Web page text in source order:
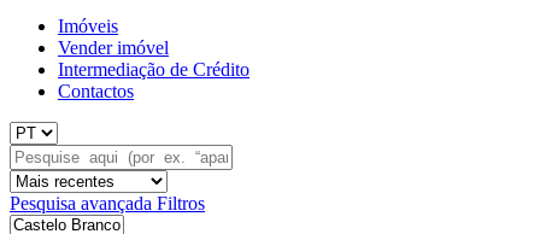
Imóveis
Vender imóvel
Intermediação de Crédito
Contactos
Pesquisa avançada Filtros